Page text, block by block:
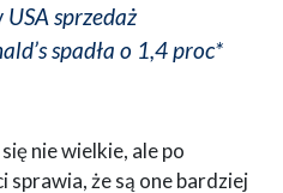
sprzedaż
spadła o 1,4 proc*
nie wielkie, ale po
sprawia, że są one bardziej